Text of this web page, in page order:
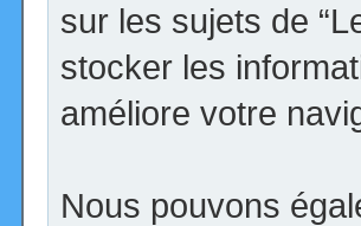
sur les sujets de
stocker les
améliore votre
Nous pouvons